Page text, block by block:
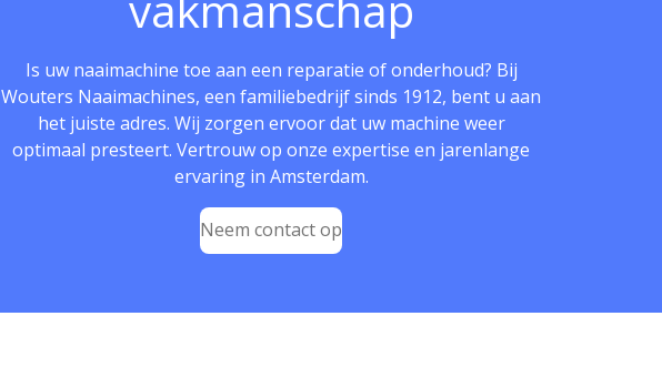
Is uw naaimachine toe aan een reparatie of onderhoud? Bij
Wouters Naaimachines, een familiebedrijf sinds 1912, bent u aan
het juiste adres. Wij zorgen ervoor dat uw machine weer
optimaal presteert. Vertrouw op onze expertise en jarenlange
ervaring in Amsterdam.
Neem contact op